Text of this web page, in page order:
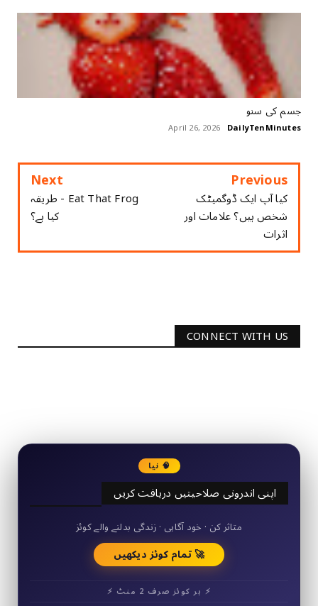
جسم کی سنو
DailyTenMinutes
April 26, 2026
Previous
کیا آپ ایک ڈوگمیٹک
شخص ہیں؟ علامات اور
اثرات
Next
Eat That Frog - طریقہ
کیا ہے؟
CONNECT WITH US
🧠 نیا
اپنی اندرونی صلاحیتیں دریافت کریں
50+ مختصر کوئز
متاثر کن · خود آگاہی · زندگی بدلنے والے کوئز
🚀 تمام کوئز دیکھیں
⚡ ہر کوئز صرف 2 منٹ ⚡